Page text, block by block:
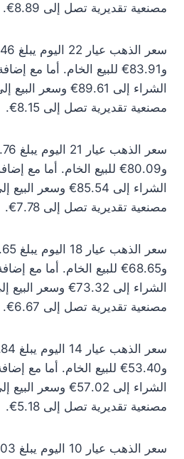
مصنعية تقديرية تصل إلى 8.89€.
و83.91€ للبيع الخام. أما مع
مصنعية تقديرية تصل إلى 8.15€.
و80.09€ للبيع الخام. أما مع
مصنعية تقديرية تصل إلى 7.78€.
و68.65€ للبيع الخام. أما مع
مصنعية تقديرية تصل إلى 6.67€.
و53.40€ للبيع الخام. أما مع
مصنعية تقديرية تصل إلى 5.18€.